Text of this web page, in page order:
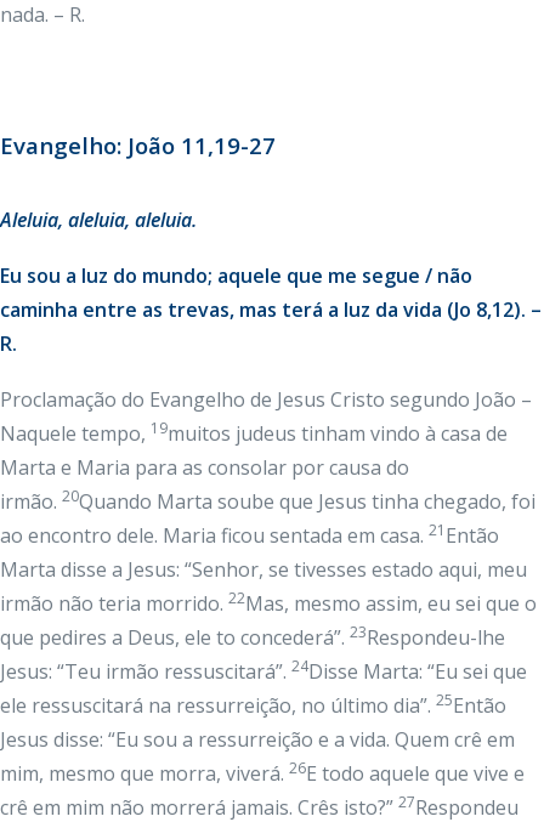
nada. – R.
Evangelho: João 11,19-27
Aleluia, aleluia, aleluia.
Eu sou a luz do mundo; aquele que me segue / não
caminha entre as trevas, mas terá a luz da vida (Jo 8,12). –
R.
Proclamação do Evangelho de Jesus Cristo segundo João –
Naquele tempo, 19muitos judeus tinham vindo à casa de
Marta e Maria para as consolar por causa do
irmão. 20Quando Marta soube que Jesus tinha chegado, foi
ao encontro dele. Maria ficou sentada em casa. 21 Então
Marta disse a Jesus: “Senhor, se tivesses estado aqui, meu
irmão não teria morrido. 22Mas, mesmo assim, eu sei que o
que pedires a Deus, ele to concederá”. 23Respondeu-lhe
Jesus: “Teu irmão ressuscitará”. 24Disse Marta: “Eu sei que
ele ressuscitará na ressurreição, no último dia”. 25Então
Jesus disse: “Eu sou a ressurreição e a vida. Quem crê em
mim, mesmo que morra, viverá. 26E todo aquele que vive e
crê em mim não morrerá jamais. Crês isto?” 27Respondeu